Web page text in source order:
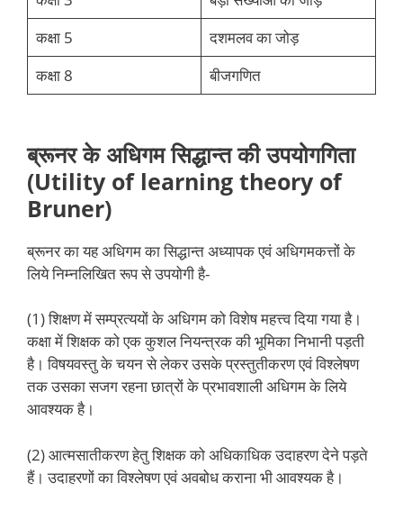
कक्षा 5
दशमलव का जोड़
कक्षा 8
बीजगणित
ब्रूनर के अधिगम सिद्धान्त की उपयोगगिता
(Utility of learning theory of
Bruner)
ब्रूनर का यह अधिगम का सिद्धान्त अध्यापक एवं अधिगमकत्तों के
लिये निम्नलिखित रूप से उपयोगी है-
(1) शिक्षण में सम्प्रत्ययों के अधिगम को विशेष महत्त्व दिया गया है।
कक्षा में शिक्षक को एक कुशल नियन्त्रक की भूमिका निभानी पड़ती
है। विषयवस्तु के चयन से लेकर उसके प्रस्तुतीकरण एवं विश्लेषण
तक उसका सजग रहना छात्रों के प्रभावशाली अधिगम के लिये
आवश्यक है।
(2) आत्मसातीकरण हेतु शिक्षक को अधिकाधिक उदाहरण देने पड़ते
हैं। उदाहरणों का विश्लेषण एवं अवबोध कराना भी आवश्यक है।